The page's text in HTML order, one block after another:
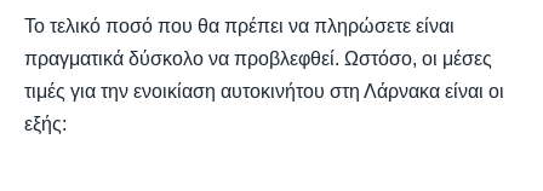
Το τελικό ποσό που θα πρέπει να πληρώσετε είναι
πραγματικά δύσκολο να προβλεφθεί. Ωστόσο, οι μέσες
τιμές για την ενοικίαση αυτοκινήτου στη Λάρνακα είναι οι
εξής: